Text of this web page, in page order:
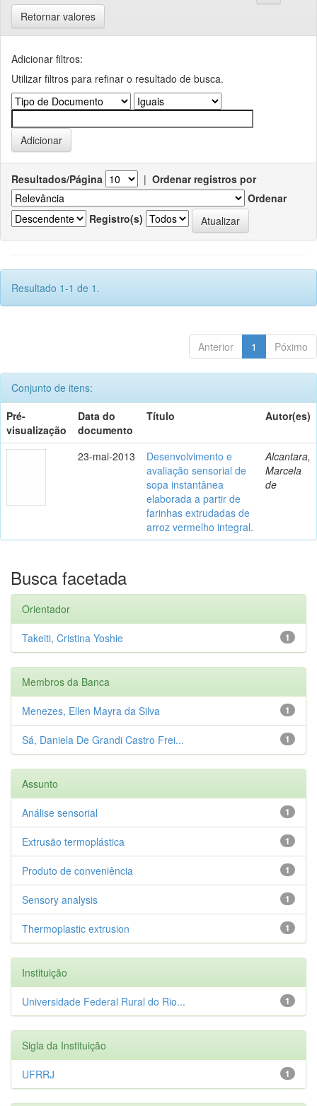
Retornar valores
Adicionar filtros:
Utilizar filtros para refinar o resultado de busca.
Resultados/Página | Ordenar registros por
Ordenar
Registro(s)
Resultado 1-1 de 1.
Anterior 1 Póximo
Conjunto de itens:
Pré-
visualização
Data do
documento
Título Autor(es)
23-mai-2013
Desenvolvimento e
avaliação sensorial de
sopa instantânea
elaborada a partir de
farinhas extrudadas de
arroz vermelho integral.
Alcantara,
Marcela
de
Busca facetada
Orientador
1
Takeiti, Cristina Yoshie
Membros da Banca
1
Menezes, Ellen Mayra da Silva
1
Sá, Daniela De Grandi Castro Frei...
Assunto
1
Análise sensorial
1
Extrusão termoplástica
1
Produto de conveniência
1
Sensory analysis
1
Thermoplastic extrusion
Instituição
1
Universidade Federal Rural do Rio...
Sigla da Instituição
1
UFRRJ